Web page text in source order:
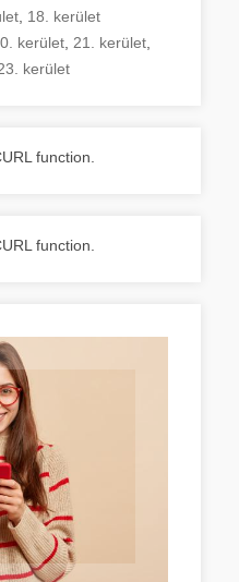
, 18. kerület
kerület, 21. kerület,
kerület
function.
function.